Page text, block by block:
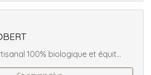
100% biologique et équit...